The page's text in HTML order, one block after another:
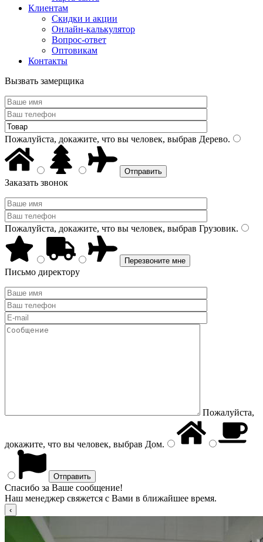
Клиентам
Скидки и акции
Онлайн-калькулятор
Вопрос-ответ
Оптовикам
Контакты
Вызвать замерщика
Пожалуйста, докажите, что вы человек, выбрав Дерево.
Заказать звонок
Пожалуйста, докажите, что вы человек, выбрав Грузовик.
Письмо директору
Пожалуйста,
докажите, что вы человек, выбрав Дом.
Спасибо за Ваше сообщение!
Наш менеджер свяжется с Вами в ближайшее время.